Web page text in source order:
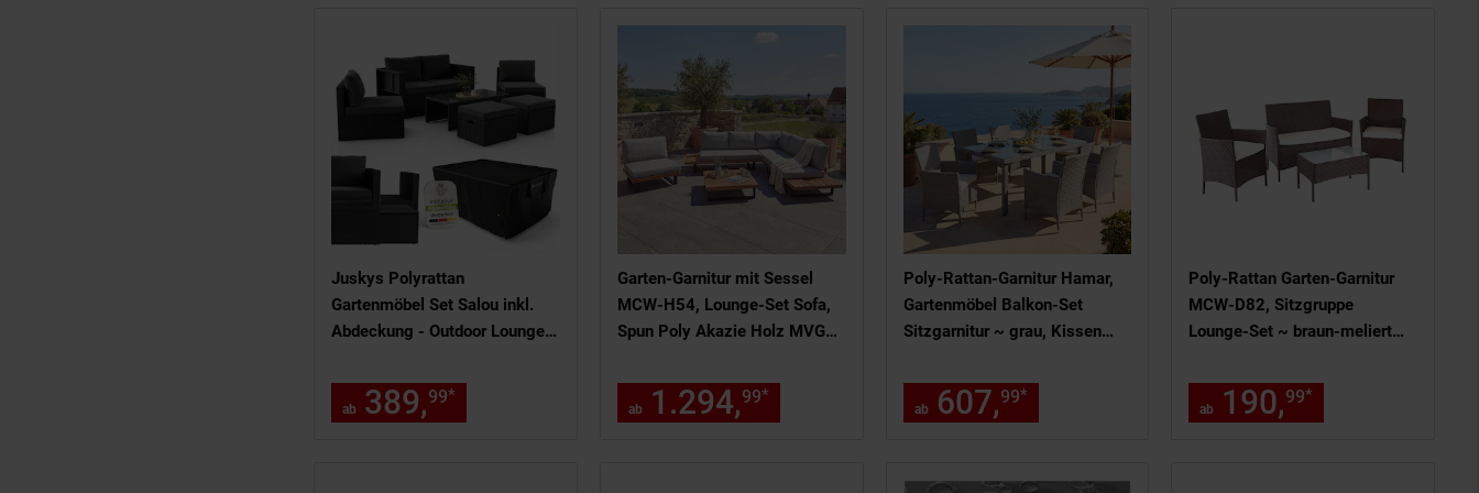
Juskys Polyrattan
Gartenmöbel Set Salou inkl.
Abdeckung - Outdoor Lounge
Schwarz
ab 389,99* € Sternchen Fußnote, Details am Seitenende
Garten-Garnitur mit Sessel
MCW-H54, Lounge-Set Sofa,
Spun Poly Akazie Holz MVG
hellgrau
ab 1.294,99* € Sternchen Fußnote, Details am
Poly-Rattan-Garnitur Hamar,
Gartenmöbel Balkon-Set
Sitzgarnitur ~ grau, Kissen
ab 607,99* € Sternchen
Poly-Rattan Garten-Garnitur
MCW-D82, Sitzgruppe
Lounge-Set ~ braun-meliert
ab 190,99*